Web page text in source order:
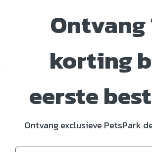
Specificaties
Artikelnummer
Dier
Merk
Ontvang
korting
eerste
Ontvang exclusieve PetsPark